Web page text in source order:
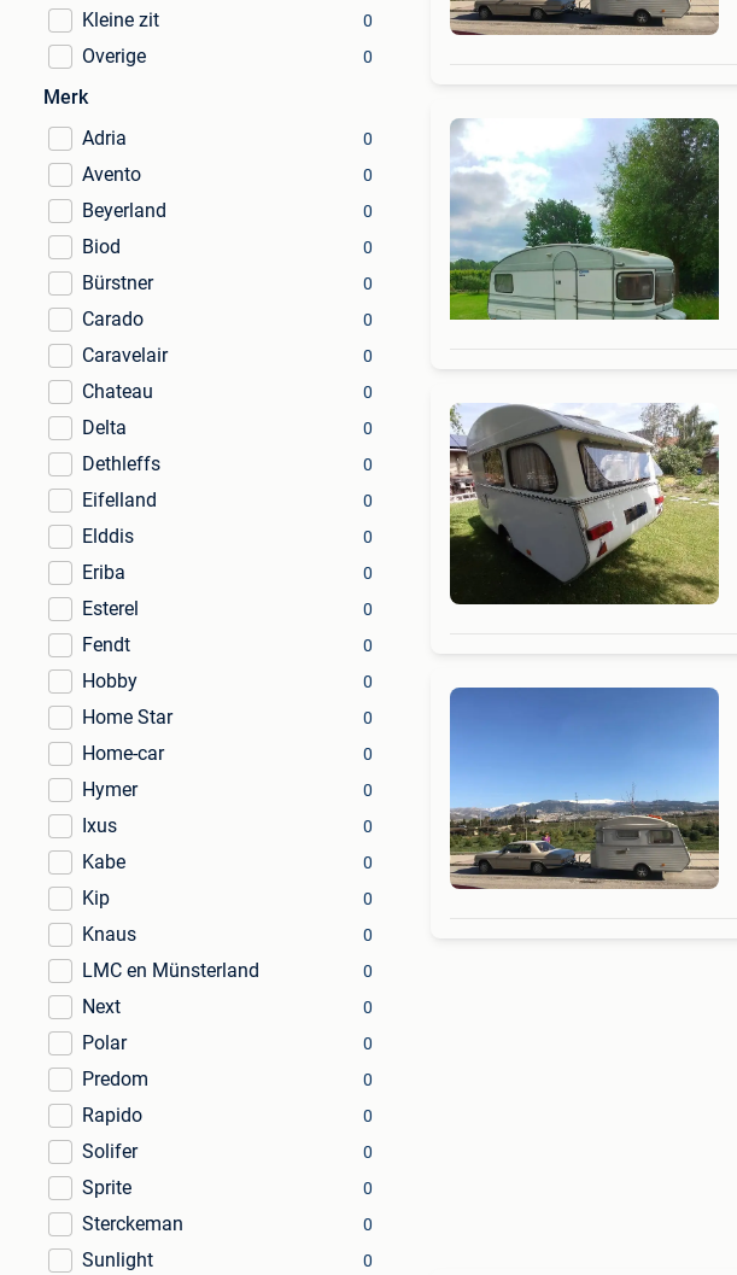
Kleine zit 0
Overige 0
Merk
Adria
0
Avento 0
Beyerland 0
Biod 0
Bürstner 0
Carado 0
Caravelair 0
Chateau 0
Delta 0
Dethleffs 0
Eifelland 0
Elddis 0
Eriba 0
Esterel 0
Fendt 0
Hobby 0
Home Star 0
Home-car 0
Hymer 0
Ixus 0
Kabe 0
Kip 0
Knaus 0
LMC en Münsterland 0
Next 0
Polar 0
Predom 0
Rapido 0
Solifer 0
Sprite 0
Sterckeman 0
Sunlight 0